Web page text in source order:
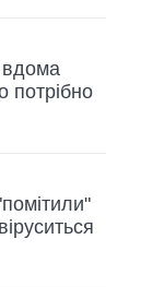
вдома
потрібно